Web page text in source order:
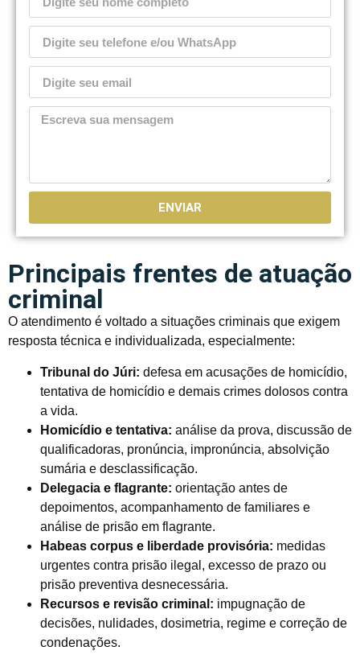
ENVIAR
Principais frentes de atuação
criminal
O atendimento é voltado a situações criminais que exigem
resposta técnica e individualizada, especialmente:
Tribunal do Júri: defesa em acusações de homicídio,
tentativa de homicídio e demais crimes dolosos contra
a vida.
Homicídio e tentativa: análise da prova, discussão de
qualificadoras, pronúncia, impronúncia, absolvição
sumária e desclassificação.
Delegacia e flagrante: orientação antes de
depoimentos, acompanhamento de familiares e
análise de prisão em flagrante.
Habeas corpus e liberdade provisória: medidas
urgentes contra prisão ilegal, excesso de prazo ou
prisão preventiva desnecessária.
Recursos e revisão criminal: impugnação de
decisões, nulidades, dosimetria, regime e correção de
condenações.